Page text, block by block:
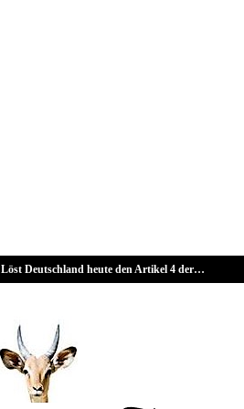
Löst Deutschland heute den Artikel 4 der…